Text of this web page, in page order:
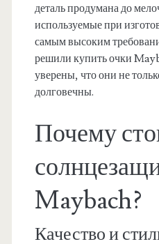
деталь продумана до
используемые при
самым высоким
решили купить очки
уверены, что они не
долговечны.
Почему
Maybach?
Качество и